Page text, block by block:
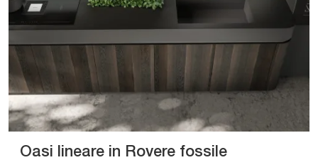
Oasi lineare in Rovere fossile